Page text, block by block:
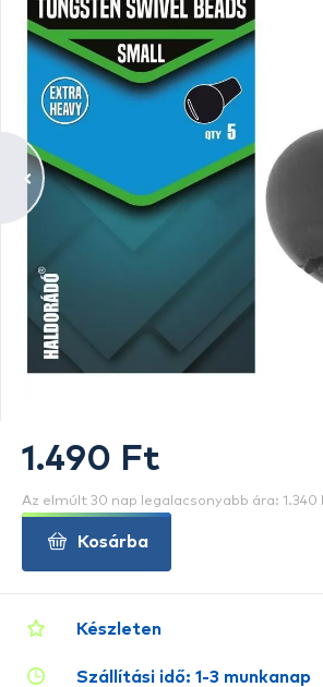
Készleten
Szállítási idő: 1-3 munkanap
1.490 Ft
Az elmúlt 30 nap legalacsonyabb ára: 1.340
Kosárba